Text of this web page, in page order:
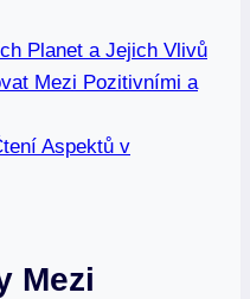
Planet a Jejich Vlivů
Mezi Pozitivními a
Aspektů v
Mezi